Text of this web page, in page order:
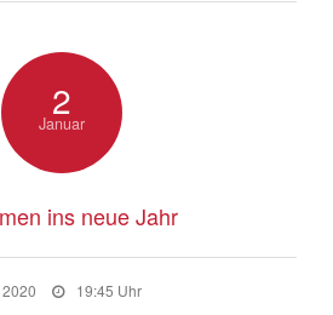
2
Januar
ins neue Jahr
19:45 Uhr